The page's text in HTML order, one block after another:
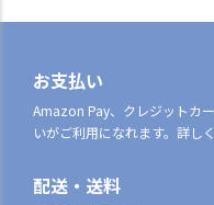
お支払い
Amazon Pay、クレジットカ
いがご利用になれます。詳し
配送・送料